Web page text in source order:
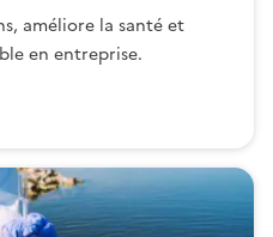
améliore la santé et
en entreprise.